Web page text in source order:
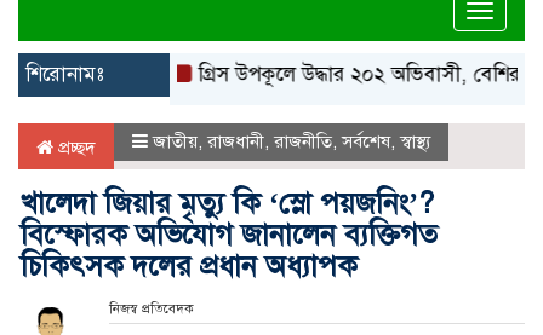
শিরোনামঃ গ্রিস উপকূলে উদ্ধার ২০২ অভিবাসী, বেশিরভাগই
প্রচ্ছদ জাতীয়, রাজধানী, রাজনীতি,সর্বশেষ,স্বাস্থ্য
খালেদা জিয়ার মৃত্যু কি ‘স্লো পয়জনিং’?
বিস্ফোরক অভিযোগ জানালেন ব্যক্তিগত
চিকিৎসক দলের প্রধান অধ্যাপক
নিজস্ব প্রতিবেদক